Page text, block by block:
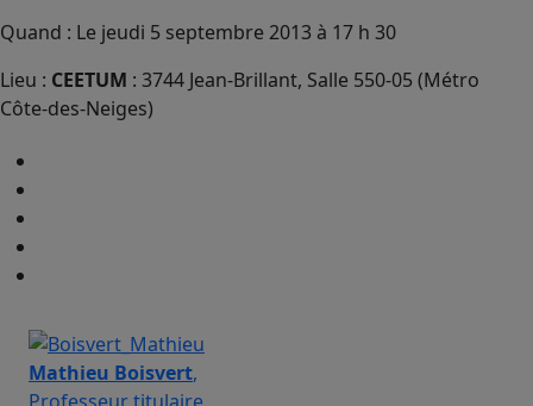
Quand : Le jeudi 5 septembre 2013 à 17 h 30
Lieu : CEETUM : 3744 Jean-Brillant, Salle 550-05 (Métro
Côte-des-Neiges)
Mathieu Boisvert,